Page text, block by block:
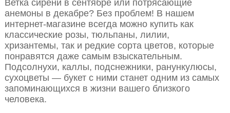
Ветка сирени в сентябре или потрясающие
анемоны в декабре? Без проблем! В нашем
интернет-магазине всегда можно купить как
классические розы, тюльпаны, лилии,
хризантемы, так и редкие сорта цветов, которые
понравятся даже самым взыскательным.
Подсолнухи, каллы, подснежники, ранункулюсы,
сухоцветы — букет с ними станет одним из самых
запоминающихся в жизни вашего близкого
человека.